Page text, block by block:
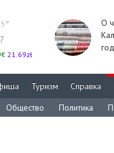
21.69zł
О
Туризм Справка
Общество Политика